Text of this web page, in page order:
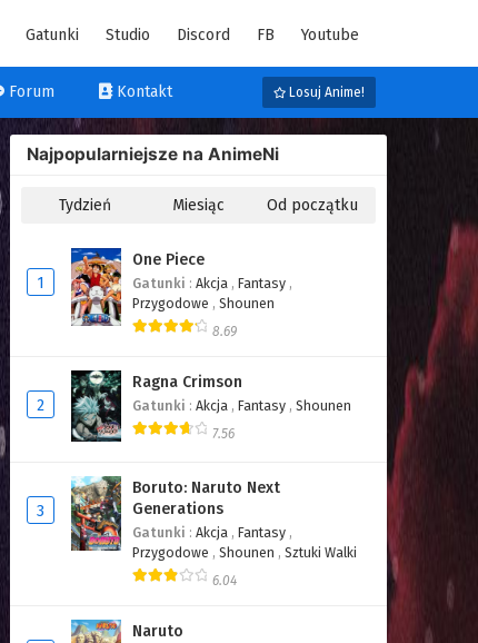
Gatunki Studio Discord FB Youtube
Forum Kontakt Losuj Anime!
Najpopularniejsze na AnimeNi
Tydzień Miesiąc Od początku
1
One Piece
Gatunki : Akcja , Fantasy ,
Przygodowe , Shounen
8.69
2
Ragna Crimson
Gatunki : Akcja , Fantasy , Shounen
7.56
3
Boruto: Naruto Next
Generations
Gatunki : Akcja , Fantasy ,
Przygodowe , Shounen , Sztuki Walki
6.04
Naruto